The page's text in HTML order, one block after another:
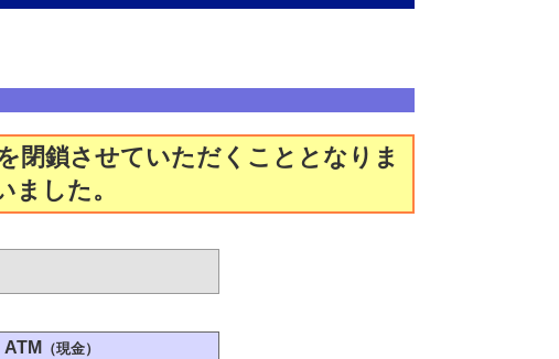
閉鎖させていただくこととなりま
した。
ATM
（現金）